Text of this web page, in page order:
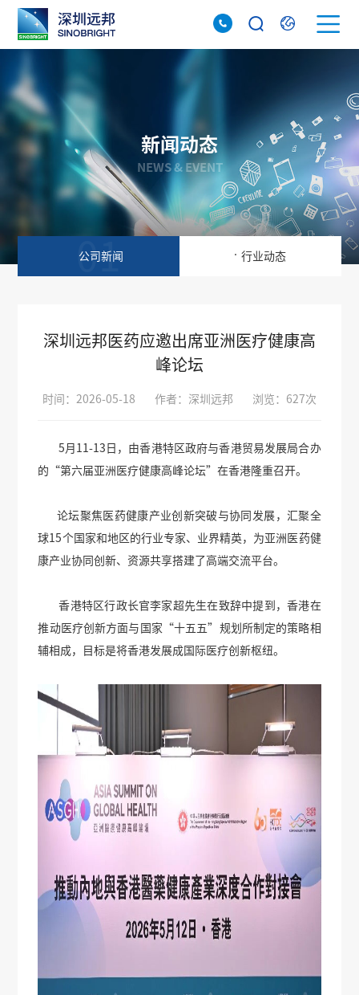
新闻动态
NEWS & EVENT
公司新闻
01 . 行业动态
02
深圳远邦医药应邀出席亚洲医疗健康高
峰论坛
时间：2026-05-18 作者：深圳远邦 浏览：627次
5月11-13日，由香港特区政府与香港贸易发展局合办
的“第六届亚洲医疗健康高峰论坛”在香港隆重召开。
论坛聚焦医药健康产业创新突破与协同发展，汇聚全
球15个国家和地区的行业专家、业界精英，为亚洲医药健
康产业协同创新、资源共享搭建了高端交流平台。
香港特区行政长官李家超先生在致辞中提到，香港在
推动医疗创新方面与国家“十五五”规划所制定的策略相
辅相成，目标是将香港发展成国际医疗创新枢纽。